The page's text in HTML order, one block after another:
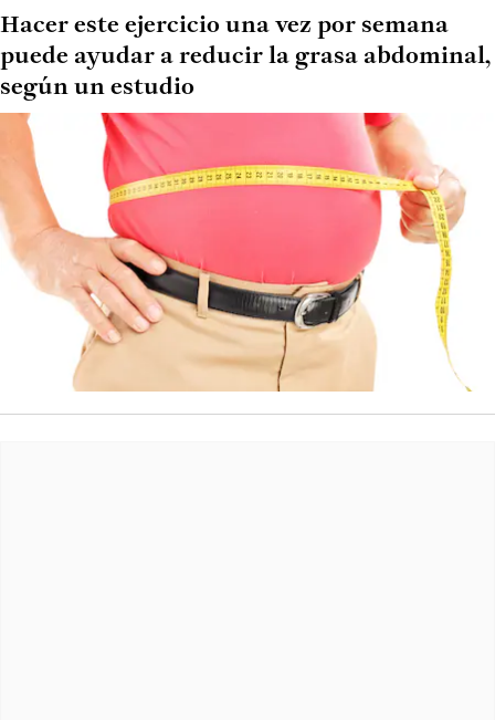
Hacer este ejercicio una vez por semana
puede ayudar a reducir la grasa abdominal,
según un estudio